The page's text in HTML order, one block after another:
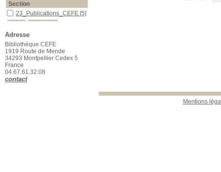
Mentions
Section
23_Publications_CEFE
23_Publications_CEFE [5]
Adresse
Bibliothèque CEFE
1919 Route de Mende
34293 Montpellier Cedex 5
France
04.67.61.32.08
contact